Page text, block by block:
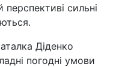
сильні
Діденко
погодні умови